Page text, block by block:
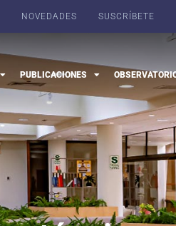
NOVEDADES SUSCRÍBETE
PUBLICACIONES